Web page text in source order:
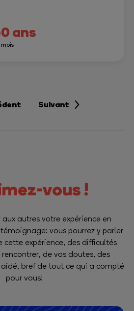
pourquoi certaines
à arrêter...un immense merci !!!
ans
Suivant
vous !
autres votre expérience en
vous pourrez y parler
cette expérience, des difficultés
de vos doutes, des
bref de tout ce qui a compté
pour vous!